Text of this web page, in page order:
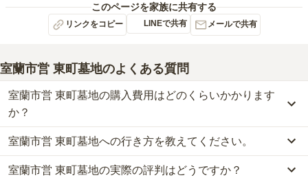
このページを家族に共有する
リンクをコピー LINEで共有 メールで共有
室蘭市営 東町墓地のよくある質問
室蘭市営 東町墓地の購入費用はどのくらいかかります
か？
室蘭市営 東町墓地の現在の販売価格については現在調査中です。
お墓は、価格が高いものがよい、安いものが悪い、という訳ではあ
りません。大切なのは、ご家族が心から納得し、安心してお参りで
室蘭市営 東町墓地への行き方を教えてください。
公共交通機関の場合、JR室蘭本線（長万部・室蘭～苫小牧）「室蘭
室蘭市営 東町墓地の実際の評判はどうですか？